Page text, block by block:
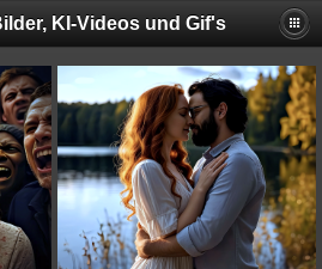
KI-Videos und Gif's